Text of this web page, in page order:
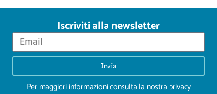
Iscriviti alla newsletter
Invia
Per maggiori informazioni consulta la nostra privacy